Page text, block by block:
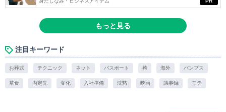
もっと見る
注目キーワード
お葬式 テクニック ネット パスポート 袴 海外 パンプス
草食 内定先 変化 入社準備 沈黙 映画 議事録 モテ